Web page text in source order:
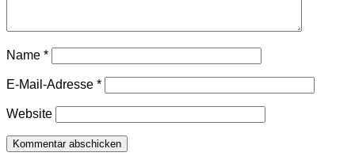
Name *
E-Mail-Adresse *
Website